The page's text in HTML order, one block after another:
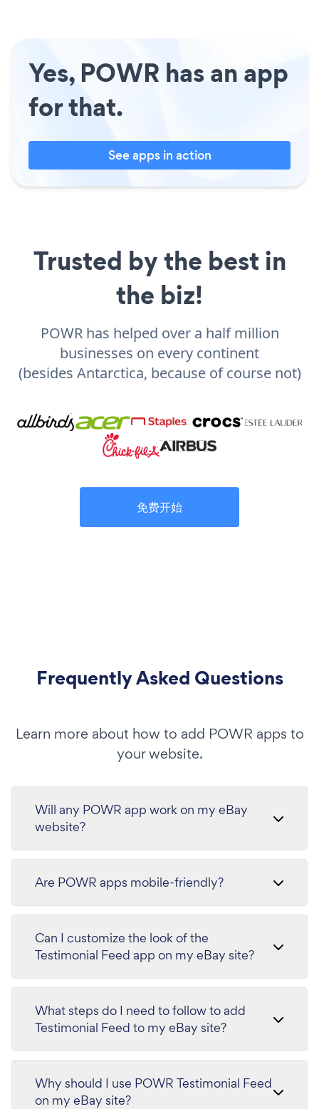
Yes, POWR has an app
for that.
See apps in action
Trusted by the best in
the biz!
POWR has helped over a half million
businesses on every continent
(besides Antarctica, because of course not)
免费开始
Frequently Asked Questions
Learn more about how to add POWR apps to
your website.
Will any POWR app work on my eBay
website?
Are POWR apps mobile-friendly?
Can I customize the look of the
Testimonial Feed app on my eBay site?
What steps do I need to follow to add
Testimonial Feed to my eBay site?
Why should I use POWR Testimonial Feed
on my eBay site?